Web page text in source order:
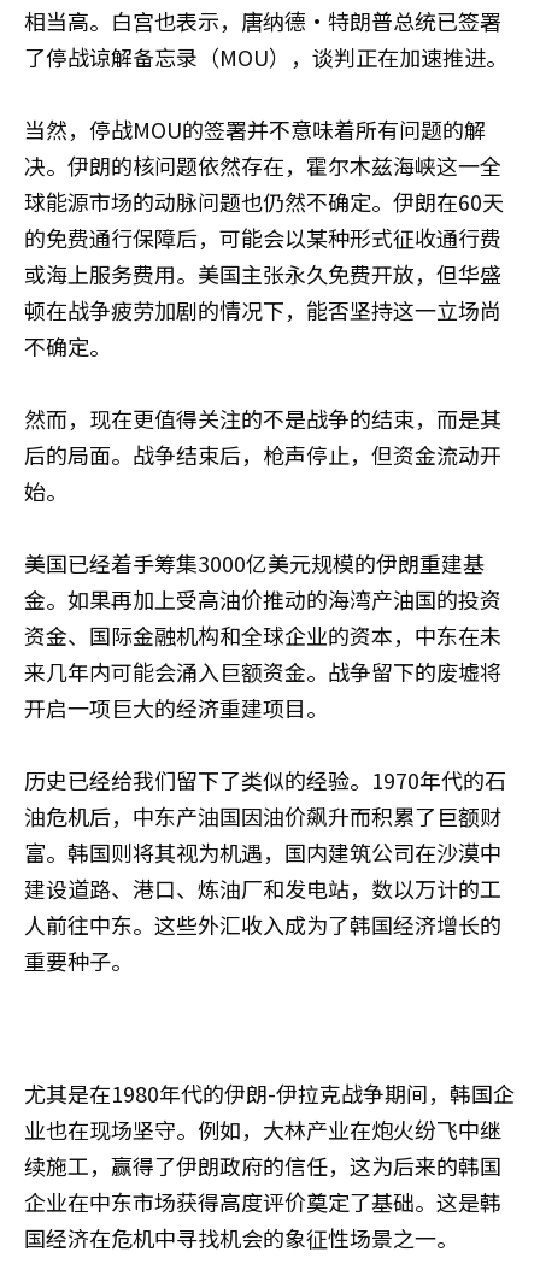
相当高。白宫也表示，唐纳德·特朗普总统已签署
了停战谅解备忘录（MOU），谈判正在加速推进。
当然，停战MOU的签署并不意味着所有问题的解
决。伊朗的核问题依然存在，霍尔木兹海峡这一全
球能源市场的动脉问题也仍然不确定。伊朗在60天
的免费通行保障后，可能会以某种形式征收通行费
或海上服务费用。美国主张永久免费开放，但华盛
顿在战争疲劳加剧的情况下，能否坚持这一立场尚
不确定。
然而，现在更值得关注的不是战争的结束，而是其
后的局面。战争结束后，枪声停止，但资金流动开
始。
美国已经着手筹集3000亿美元规模的伊朗重建基
金。如果再加上受高油价推动的海湾产油国的投资
资金、国际金融机构和全球企业的资本，中东在未
来几年内可能会涌入巨额资金。战争留下的废墟将
开启一项巨大的经济重建项目。
历史已经给我们留下了类似的经验。1970年代的石
油危机后，中东产油国因油价飙升而积累了巨额财
富。韩国则将其视为机遇，国内建筑公司在沙漠中
建设道路、港口、炼油厂和发电站，数以万计的工
人前往中东。这些外汇收入成为了韩国经济增长的
重要种子。
尤其是在1980年代的伊朗-伊拉克战争期间，韩国企
业也在现场坚守。例如，大林产业在炮火纷飞中继
续施工，赢得了伊朗政府的信任，这为后来的韩国
企业在中东市场获得高度评价奠定了基础。这是韩
国经济在危机中寻找机会的象征性场景之一。